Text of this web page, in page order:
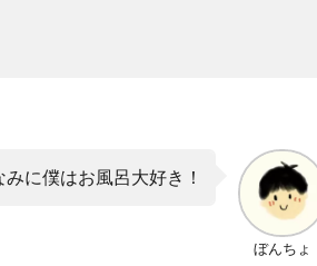
ぼんちょ
みに僕はお風呂大好き！